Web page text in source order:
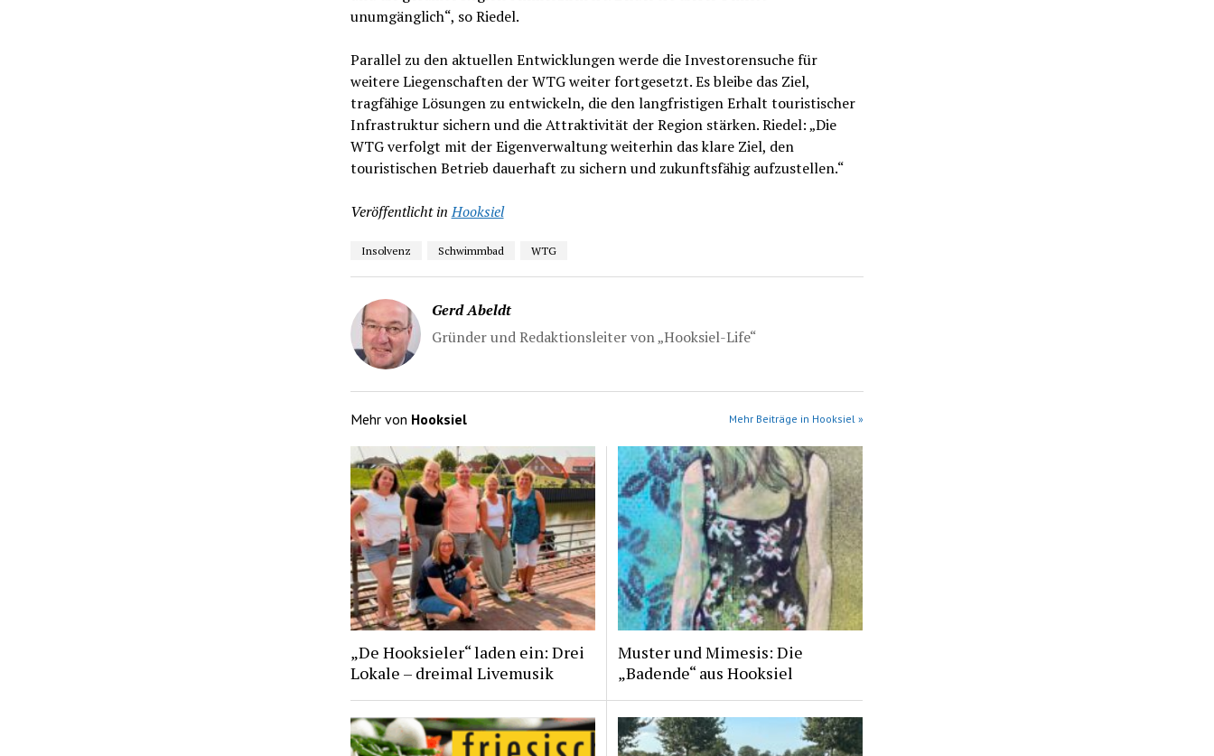
unumgänglich“, so Riedel.
Parallel zu den aktuellen Entwicklungen werde die Investorensuche für
weitere Liegenschaften der WTG weiter fortgesetzt. Es bleibe das Ziel,
tragfähige Lösungen zu entwickeln, die den langfristigen Erhalt touristischer
Infrastruktur sichern und die Attraktivität der Region stärken. Riedel: „Die
WTG verfolgt mit der Eigenverwaltung weiterhin das klare Ziel, den
touristischen Betrieb dauerhaft zu sichern und zukunftsfähig aufzustellen.“
Veröffentlicht in Hooksiel
Insolvenz Schwimmbad WTG
Gerd Abeldt
Gründer und Redaktionsleiter von „Hooksiel-Life“
Mehr von Hooksiel Mehr Beiträge in Hooksiel »
„De Hooksieler“ laden ein: Drei
Lokale – dreimal Livemusik
Muster und Mimesis: Die
„Badende“ aus Hooksiel